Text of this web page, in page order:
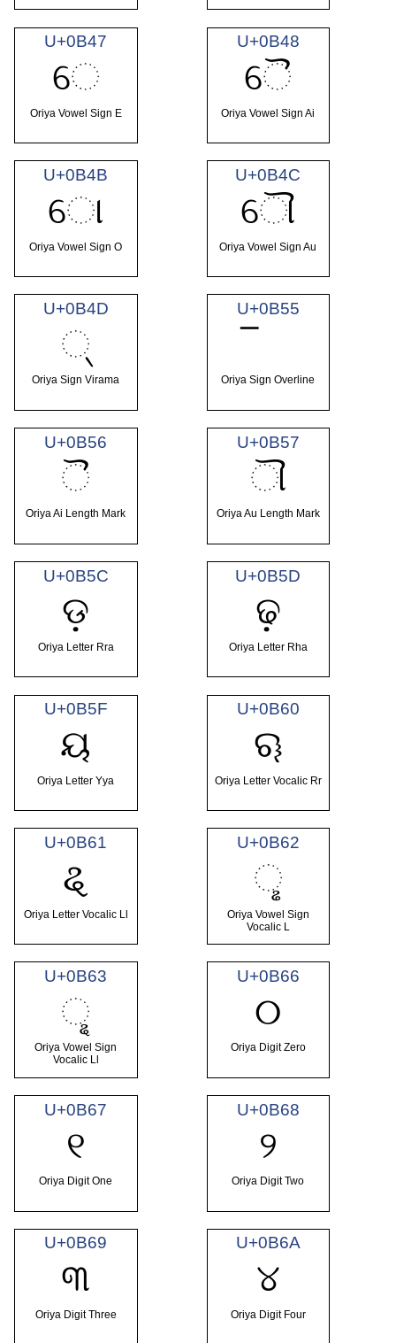
U+0B47
େ
Oriya Vowel Sign E
U+0B48
ୈ
Oriya Vowel Sign Ai
U+0B4B
ୋ
Oriya Vowel Sign O
U+0B4C
ୌ
Oriya Vowel Sign Au
U+0B4D
୍
Oriya Sign Virama
U+0B55
Oriya Sign Overline
U+0B56
ୖ
Oriya Ai Length Mark
U+0B57
ୗ
Oriya Au Length Mark
U+0B5C
ଡ଼
Oriya Letter Rra
U+0B5D
ଢ଼
Oriya Letter Rha
U+0B5F
ୟ
Oriya Letter Yya
U+0B60
ୠ
Oriya Letter Vocalic Rr
U+0B61
ୡ
Oriya Letter Vocalic Ll
U+0B62
ୢ
Oriya Vowel Sign
Vocalic L
U+0B63
ୣ
Oriya Vowel Sign
Vocalic Ll
U+0B66
୦
Oriya Digit Zero
U+0B67
୧
Oriya Digit One
U+0B68
୨
Oriya Digit Two
U+0B69
୩
Oriya Digit Three
U+0B6A
୪
Oriya Digit Four